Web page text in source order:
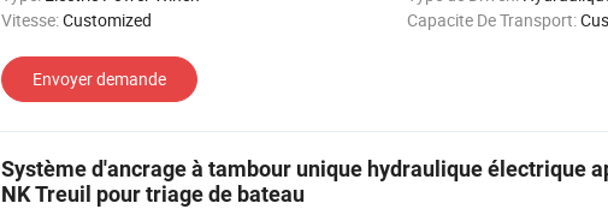
Vitesse:Customized Capacite De Transport:
Envoyer demande
Système d'ancrage à tambour unique hydraulique électrique
NK Treuil pour triage de bateau